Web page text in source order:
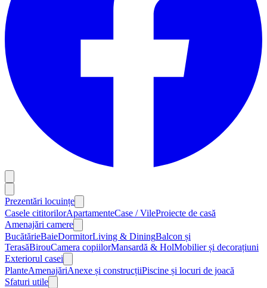
Prezentări locuințe
Casele cititorilorApartamenteCase / VileProiecte de casă
Amenajări camere
BucătărieBaieDormitorLiving & DiningBalcon și
TerasăBirouCamera copiilorMansardă & HolMobilier și decorațiuni
Exteriorul casei
PlanteAmenajăriAnexe și construcțiiPiscine și locuri de joacă
Sfaturi utile